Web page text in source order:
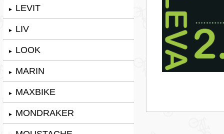
► LEVIT
► LIV
► LOOK
► MARIN
► MAXBIKE
► MONDRAKER